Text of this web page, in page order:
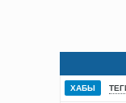
ХАБЫ